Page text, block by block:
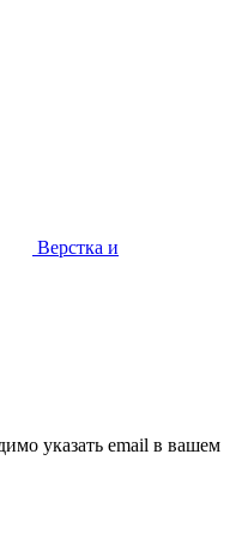
Верстка и
указать email в вашем